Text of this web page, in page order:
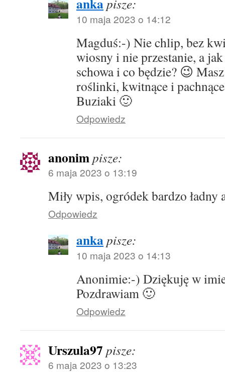
pisze:
10 maja 2023 o 14:12
Magduś:-) Nie chlip, bez
wiosny i nie przestanie, a
schowa i co będzie? 😉
roślinki, kwitnące i
Buziaki 🙂
Odpowiedz
anonimpisze:
6 maja 2023 o 13:19
Miły wpis, ogródek bardzo
Odpowiedz
ankapisze:
10 maja 2023 o 14:13
Anonimie:-) Dziękuję w
Pozdrawiam 🙂
Odpowiedz
Urszula97 pisze:
6 maja 2023 o 13:23